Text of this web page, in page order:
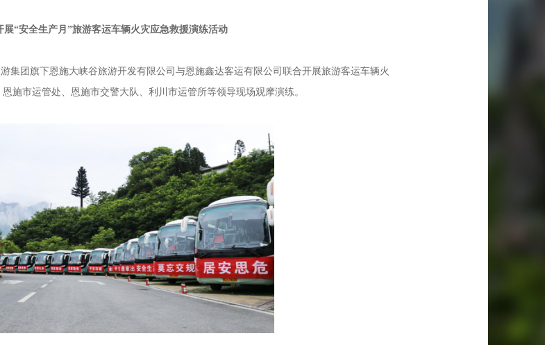
展“安全生产月”旅游客运车辆火灾应急救援演练活动
团旗下恩施大峡谷旅游开发有限公司与恩施鑫达客运有限公司联合开展旅游客运车辆火
施市运管处、恩施市交警大队、利川市运管所等领导现场观摩演练。